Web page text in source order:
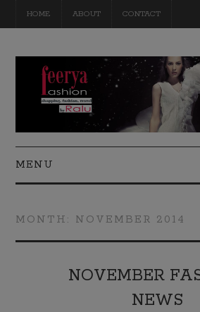
HOME ABOUT CONTACT
MENU
TRAVEL
MONTH: NOVEMBER 2014
NOVEMBER
NEWS